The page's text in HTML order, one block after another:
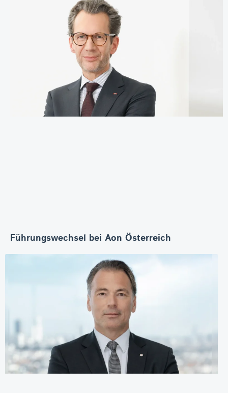
Führungswechsel bei Aon Österreich